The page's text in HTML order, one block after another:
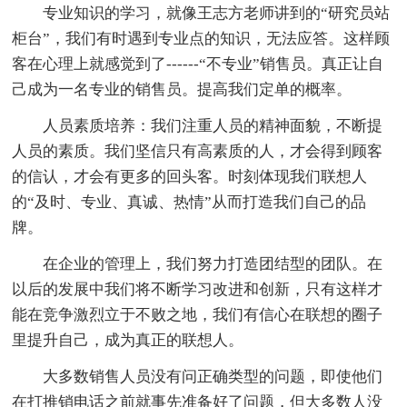
专业知识的学习，就像王志方老师讲到的“研究员站
柜台”，我们有时遇到专业点的知识，无法应答。这样顾
客在心理上就感觉到了------“不专业”销售员。真正让自
己成为一名专业的销售员。提高我们定单的概率。
人员素质培养：我们注重人员的精神面貌，不断提
人员的素质。我们坚信只有高素质的人，才会得到顾客
的信认，才会有更多的回头客。时刻体现我们联想人
的“及时、专业、真诚、热情”从而打造我们自己的品
牌。
在企业的管理上，我们努力打造团结型的团队。在
以后的发展中我们将不断学习改进和创新，只有这样才
能在竞争激烈立于不败之地，我们有信心在联想的圈子
里提升自己，成为真正的联想人。
大多数销售人员没有问正确类型的问题，即使他们
在打推销电话之前就事先准备好了问题，但大多数人没